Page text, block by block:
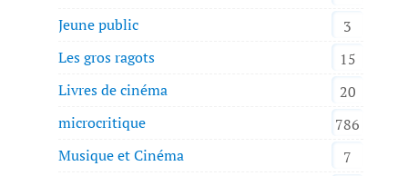
Jeune public
3
Les gros ragots
15
Livres de cinéma
20
microcritique
786
Musique et Cinéma
7